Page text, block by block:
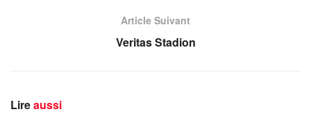
Article Suivant
Veritas Stadion
Lireaussi